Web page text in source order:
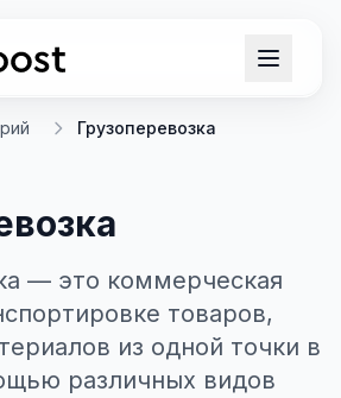
Грузоперевозка
— это коммерческая
товаров,
из одной точки в
различных видов